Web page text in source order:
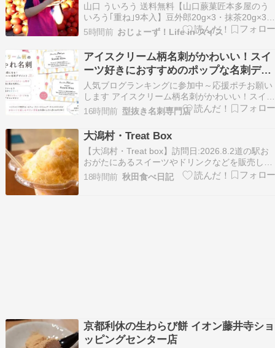
山口 ういろう 送料無料【山口蕨菓匠本多屋のう
いろう｢重ね｣9本入】豆外郎20g×3・抹茶20g×3・
季節/20g×3山口銘菓の外郎は、わらび粉を使用で
わらび餅を彷彿する滑らかな食感が特徴 山口外郎
蕨粉 和菓子 手土産 ギフト スイーツ ういろう 山
口銘菓楽天市場 今回の一時…
5時間前 おじょーず！Life in スイス
アイスクリーム柄名刺がかわいい！スイ
ーツ好きにおすすめのポップな名刺デザ
イン
人気ブログランキングに参加中～応援ポチお願い
します アイスクリーム柄名刺がかわいい！スイー
ツ好きにおすすめのポップな名刺デザイン 見た瞬
間に「かわいい！」と思わず笑顔になる、アイス
クリーム柄の名刺デザインをご紹介します背景い
っぱいに並んだカラフルなアイスクリームが目を
引く、遊び…
16時間前 型抜き名刺専門店
大潟村・Treat Box
【大潟村・Treat box】訪問日:2026.8.2道の駅お
おがたにあるスイーツやドリンクなどを販売して
いるお店です。キッチンカーでの出店もしており
ます。（販売場所はお店のインスタをチェック）
18時間前 秋田食べ日記
京都利休の生わらび餅 イオン藤井寺ショ
ッピングセンター店